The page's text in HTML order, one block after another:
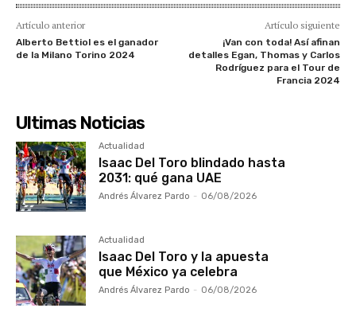
Artículo anterior
Alberto Bettiol es el ganador
de la Milano Torino 2024
Artículo siguiente
¡Van con toda! Así afinan
detalles Egan, Thomas y Carlos
Rodríguez para el Tour de
Francia 2024
Ultimas Noticias
Actualidad
Isaac Del Toro blindado hasta
2031: qué gana UAE
Andrés Álvarez Pardo - 06/08/2026
Actualidad
Isaac Del Toro y la apuesta
que México ya celebra
Andrés Álvarez Pardo - 06/08/2026